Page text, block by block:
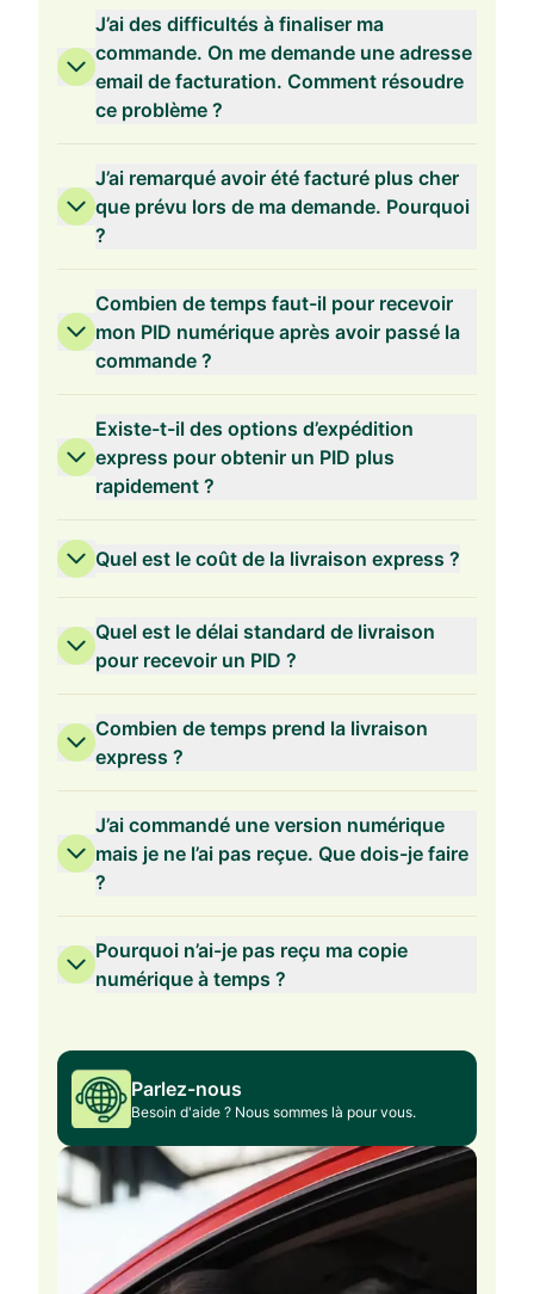
Validité de 2 ans
Validité de 1 an
J’ai des difficultés à finaliser ma
commande. On me demande une adresse
email de facturation. Comment résoudre
ce problème ?
J’ai remarqué avoir été facturé plus cher
que prévu lors de ma demande. Pourquoi
?
Combien de temps faut-il pour recevoir
mon PID numérique après avoir passé la
commande ?
Existe-t-il des options d’expédition
express pour obtenir un PID plus
rapidement ?
Quel est le coût de la livraison express ?
Quel est le délai standard de livraison
pour recevoir un PID ?
Combien de temps prend la livraison
express ?
J’ai commandé une version numérique
mais je ne l’ai pas reçue. Que dois-je faire
?
Pourquoi n’ai-je pas reçu ma copie
numérique à temps ?
Parlez-nous
Besoin d'aide ? Nous sommes là pour vous.